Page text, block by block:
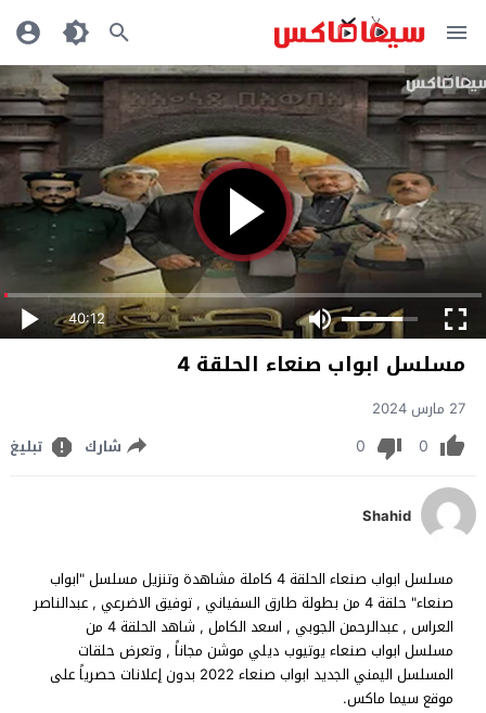
40:12
مسلسل ابواب صنعاء الحلقة 4
27 مارس 2024
0
0 شارك تبليغ
Shahid
مسلسل ابواب صنعاء الحلقة 4 كاملة مشاهدة وتنزيل مسلسل "ابواب
صنعاء" حلقة 4 من بطولة طارق السفياني , توفيق الاضرعي , عبدالناصر
العراس , عبدالرحمن الجوبي , اسعد الكامل , شاهد الحلقة 4 من
مسلسل ابواب صنعاء يوتيوب ديلي موشن مجاناً , وتعرض حلقات
المسلسل اليمني الجديد ابواب صنعاء 2022 بدون إعلانات حصرياً على
موقع سيما ماكس.